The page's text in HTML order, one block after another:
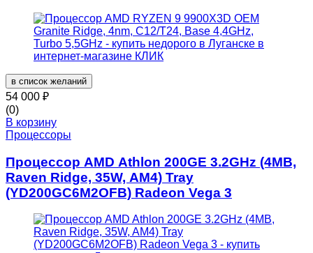
в список желаний
54 000 ₽
(0)
В корзину
Процессоры
Процессор AMD Athlon 200GE 3.2GHz (4MB,
Raven Ridge, 35W, AM4) Tray
(YD200GC6M2OFB) Radeon Vega 3